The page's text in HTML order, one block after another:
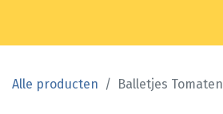
Alle producten Balletjes